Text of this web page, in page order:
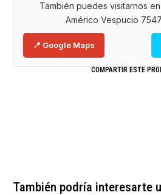
También puedes visitarnos
Américo Vespucio
📍 Google Maps
COMPARTIR ESTE
También podría interesarte